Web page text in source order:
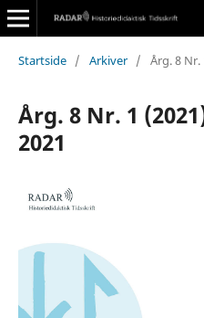
Startside / Arkiver / Årg. 8
Årg. 8 Nr. 1
2021